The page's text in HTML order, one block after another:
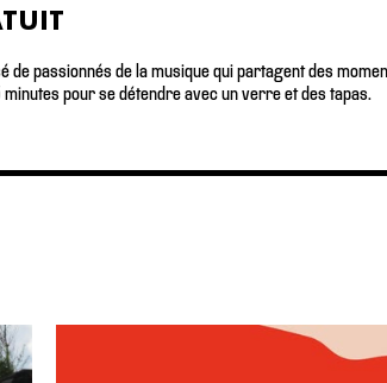
passionnés de la musique qui partagent des
pour se détendre avec un verre et des tapas.